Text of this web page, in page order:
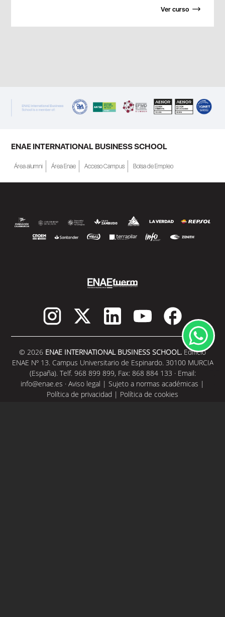
Ver curso
ENAE INTERNATIONAL BUSINESS SCHOOL
Área alumni Área Enae Acceso Campus Bolsa de Empleo
© 2026 ENAE INTERNATIONAL BUSINESS SCHOOL. Edificio
ENAE Nº 13. Campus Universitario de Espinardo. 30100 MURCIA
(España). Telf. 968 899 899, Fax: 868 884 133 · Email:
info@enae.es · Aviso legal | Sujeto a normas académicas |
Política de privacidad | Política de cookies